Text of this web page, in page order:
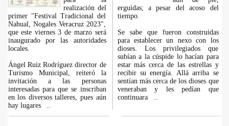
realización del
primer "Festival Tradicional del
Nahual, Nogales Veracruz 2023",
que este viernes 3 de marzo será
inaugurado por las autoridades
locales.
Ángel Ruiz Rodríguez director de
Turismo Municipal, reiteró la
invitación a las personas
interesadas para que se inscriban
en los diversos talleres, pues aún
hay lugares
erguidas; a pesar del acoso del
tiempo.
Se sabe que fueron construidas
para establecer un nexo con los
dioses. Los privilegiados que
subían a la cúspide lo hacían para
estar más cerca de las estrellas y
recibir su energía. Allá arriba se
sentían más cerca de los dioses que
veneraban y les pedían que
continuara